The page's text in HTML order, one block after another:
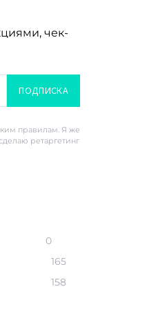
чек-
ПОДПИСКА
правилам. Я же
ретаргетинг
0
165
158